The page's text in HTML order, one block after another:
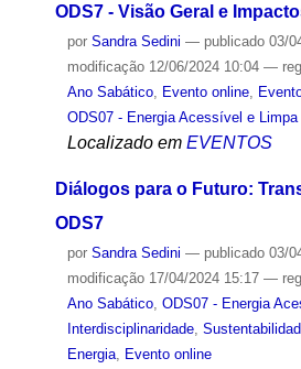
ODS7 - Visão Geral e
por Sandra Sedini — publicado03/
modificação12/06/2024 10:04 —
Ano Sabático, Evento online,
ODS07 - Energia Acessível e Limpa
Localizado em EVENTOS
Diálogos para o Futuro:
ODS7
por Sandra Sedini — publicado03/
modificação17/04/2024 15:17 —
Ano Sabático, ODS07 - Energia
Interdisciplinaridade,
Energia, Evento online